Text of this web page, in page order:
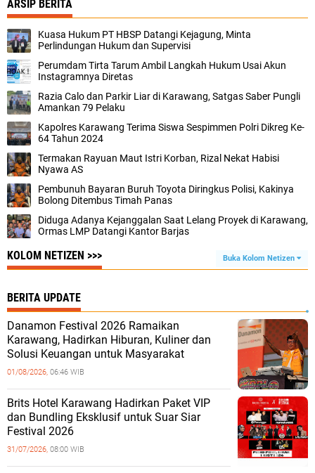
ARSIP BERITA
Kuasa Hukum PT HBSP Datangi Kejagung, Minta
Perlindungan Hukum dan Supervisi
Perumdam Tirta Tarum Ambil Langkah Hukum Usai Akun
Instagramnya Diretas
Razia Calo dan Parkir Liar di Karawang, Satgas Saber Pungli
Amankan 79 Pelaku
Kapolres Karawang Terima Siswa Sespimmen Polri Dikreg Ke-
64 Tahun 2024
Termakan Rayuan Maut Istri Korban, Rizal Nekat Habisi
Nyawa AS
Pembunuh Bayaran Buruh Toyota Diringkus Polisi, Kakinya
Bolong Ditembus Timah Panas
Diduga Adanya Kejanggalan Saat Lelang Proyek di Karawang,
Ormas LMP Datangi Kantor Barjas
KOLOM NETIZEN >>> Buka Kolom Netizen
BERITA UPDATE
Danamon Festival 2026 Ramaikan
Karawang, Hadirkan Hiburan, Kuliner dan
Solusi Keuangan untuk Masyarakat
01/08/2026, 06:46 WIB
Brits Hotel Karawang Hadirkan Paket VIP
dan Bundling Eksklusif untuk Suar Siar
Festival 2026
31/07/2026, 08:00 WIB